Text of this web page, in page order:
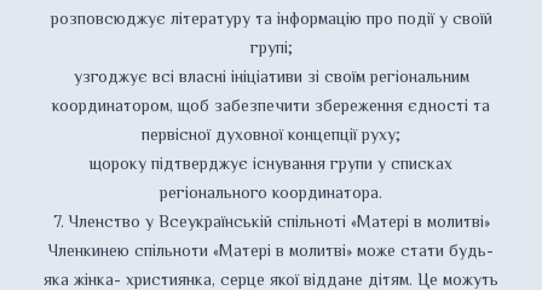
розповсюджує літературу та інформацію про події у своїй
групі;
узгоджує всі власні ініціативи зі своїм регіональним
координатором, щоб забезпечити збереження єдності та
первісної духовної концепції руху;
щороку підтверджує існування групи у списках
регіонального координатора.
7. Членство у Всеукраїнській спільноті «Матері в молитві»
Членкинею спільноти «Матері в молитві» може стати будь-
яка жінка- християнка, серце якої віддане дітям. Це можуть